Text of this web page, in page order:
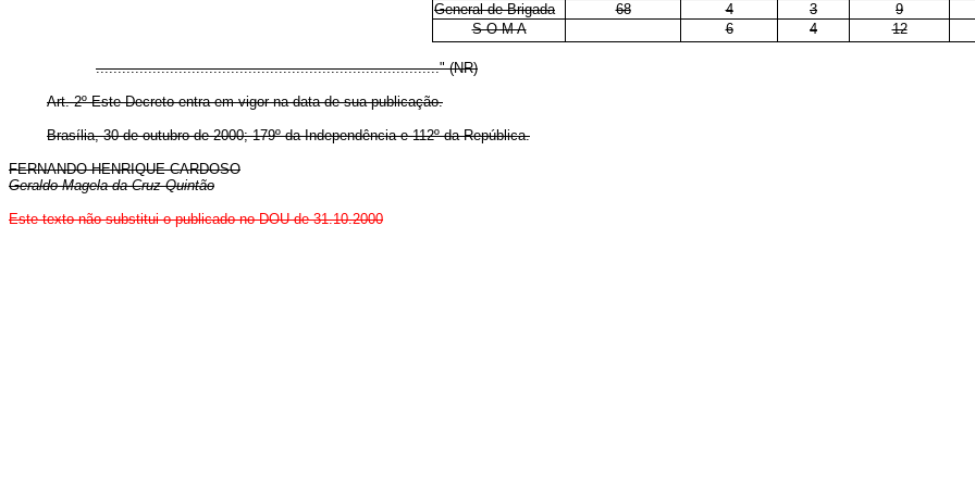
General-de-Brigada
68 4 3 9
S O M A
6 4 12
..............................................................................." (NR)
Art. 2º Este Decreto entra em vigor na data de sua publicação.
Brasília, 30 de outubro de 2000; 179º da Independência e 112º da República.
FERNANDO HENRIQUE CARDOSO
Geraldo Magela da Cruz Quintão
Este texto não substitui o publicado no DOU de 31.10.2000